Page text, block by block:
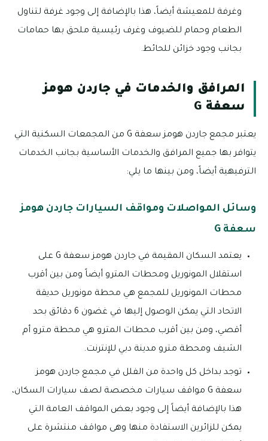
وغرفة للمعيشة أيضاً، هذا بالإضافة إلى وجود غرفة لتناول
الطعام وحمام للضيوف وغرف رئيسية ملحق بها حمامات
بجانب وجود خزائن للحائط.
المرافق والخدمات في جاردن هومز
سعفة G
يعتبر مجمع جاردن هومز سعفة G من المجمعات السكنية التي
يتوافر بها جميع المرافق والخدمات الأساسية بجانب الخدمات
الترفيهية أيضاً، ومن بينها ما يلي:
وسائل المواصلات ومواقف السيارات جاردن هومز
سعفة G
يعتمد السكان المقيمة في جاردن هومز سعفة G على
استقلال المونوريل ومحطات المترو أيضاً ومن بين أقرب
محطات المونوريل للمجمع هي محطة مونوريل حديقة
الاتحاد التي يمكن الوصول إليها في غضون 6 دقائق بحد
أقصي، ومن بين أقرب محطات المترو هي محطة مترو أم
الشيف ومحطة مترو مدينة دبي للإنترنت.
توجد بداخل كل واحدة من الفلل في مجمع جاردن هومز
سعفة G مواقف سيارات مخصصة لصف سيارات السكان،
هذا بالإضافة أيضاً إلى وجود بعض المواقف العامة التي
يمكن للزائرين الاستفادة منها وهى مواقف منتشرة على